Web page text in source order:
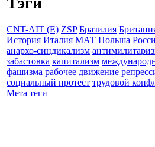
CNT-AIT (E) ZSP Бразилия
История Италия МАТ Польша
анархо-синдикализм
забастовка капитализм
фашизма рабочее движение
социальный протест трудовой
Мета теги